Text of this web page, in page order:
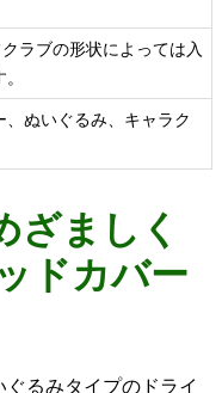
ラブの形状によっては入
ぬいぐるみ、キャラク
ざましく
ドカバー
るみタイプのドライ